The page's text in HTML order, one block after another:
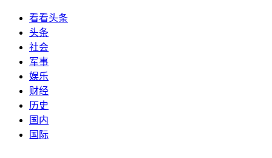
看看头条
头条
社会
军事
娱乐
财经
历史
国内
国际